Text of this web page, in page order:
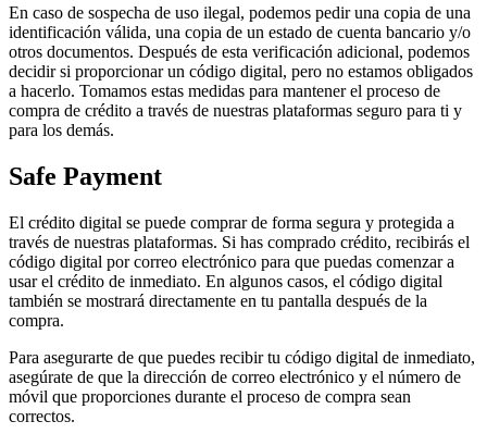
En caso de sospecha de uso ilegal, podemos pedir una copia de una
identificación válida, una copia de un estado de cuenta bancario y/o
otros documentos. Después de esta verificación adicional, podemos
decidir si proporcionar un código digital, pero no estamos obligados
a hacerlo. Tomamos estas medidas para mantener el proceso de
compra de crédito a través de nuestras plataformas seguro para ti y
para los demás.
Safe Payment
El crédito digital se puede comprar de forma segura y protegida a
través de nuestras plataformas. Si has comprado crédito, recibirás el
código digital por correo electrónico para que puedas comenzar a
usar el crédito de inmediato. En algunos casos, el código digital
también se mostrará directamente en tu pantalla después de la
compra.
Para asegurarte de que puedes recibir tu código digital de inmediato,
asegúrate de que la dirección de correo electrónico y el número de
móvil que proporciones durante el proceso de compra sean
correctos.